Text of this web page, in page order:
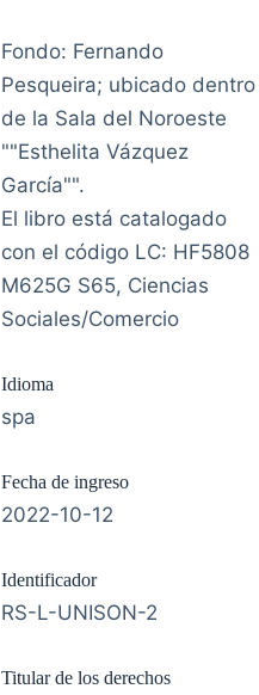
Fondo: Fernando
Pesqueira; ubicado dentro
de la Sala del Noroeste
""Esthelita Vázquez
García"".
El libro está catalogado
con el código LC: HF5808
M625G S65, Ciencias
Sociales/Comercio
Idioma
spa
Fecha de ingreso
2022-10-12
Identificador
RS-L-UNISON-2
Titular de los derechos